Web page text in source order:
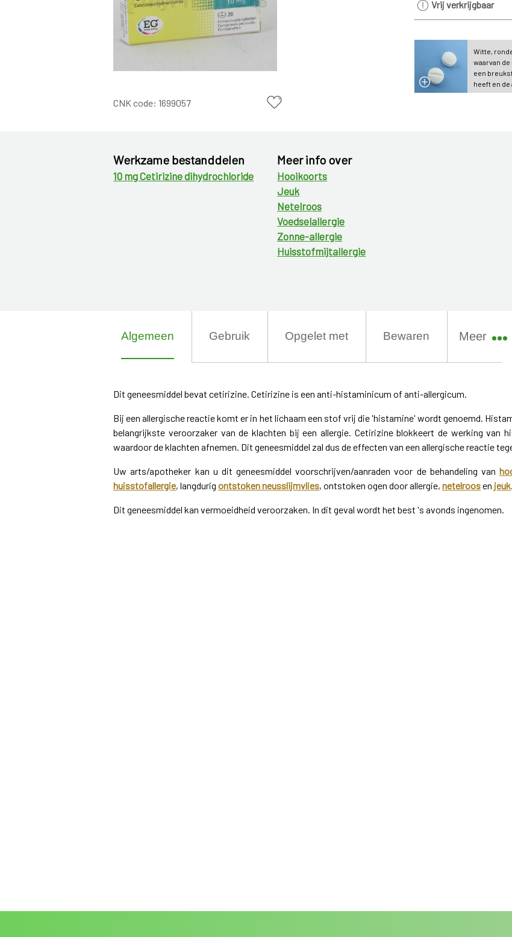
CNK code: 1699057
Vrij verkrijgbaar
Witte,
waarvan de
een
heeft en de
zijde vlak is.
Werkzame bestanddelen
10 mg Cetirizine dihydrochloride
Meer info over
Hooikoorts
Jeuk
Netelroos
Voedselallergie
Zonne-allergie
Huisstofmijtallergie
Algemeen Gebruik Opgelet met Bewaren Meer
Dit geneesmiddel bevat cetirizine. Cetirizine is een anti-histaminicum of anti-allergicum.
Bij een allergische reactie komt er in het lichaam een stof vrij die 'histamine' wordt genoemd.
belangrijkste veroorzaker van de klachten bij een allergie. Cetirizine blokkeert de werking van
waardoor de klachten afnemen. Dit geneesmiddel zal dus de effecten van een allergische reactie
Uw arts/apotheker kan u dit geneesmiddel voorschrijven/aanraden voor de behandeling van
huisstofallergie, langdurigontstoken neusslijmvlies, ontstoken ogen door allergie,netelroosen jeuk
Dit geneesmiddel kan vermoeidheid veroorzaken. In dit geval wordt het best 's avonds ingenomen.